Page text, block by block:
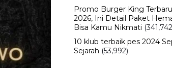
Promo Burger King
2026, Ini Detail Paket
Bisa Kamu Nikmati
10 klub terbaik pes 2024
Sejarah (53,992)